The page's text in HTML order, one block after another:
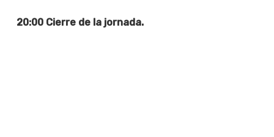
20:00 Cierre de la jornada.